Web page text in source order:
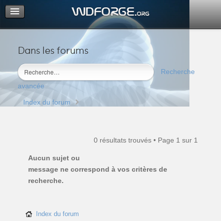
Dans les forums
Recherche
avancée
Portail
Index du forum
M’enregistrer
Connexion
Index du forum
0 résultats trouvés • Page 1 sur 1
Aucun sujet ou
message ne correspond à vos critères de
recherche.
Index du forum